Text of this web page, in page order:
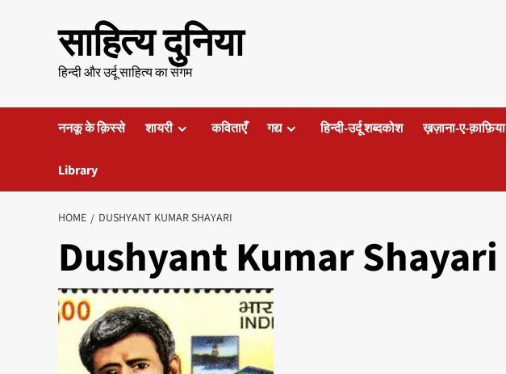
साहित्य दुनिया
हिन्दी और उर्दू साहित्य का संगम
ननकू के क़िस्से शायरी कविताएँ गद्य हिन्दी-उर्दू शब्दकोश ख़ज़ाना-ए-क़ाफ़िया
Library
HOME DUSHYANT KUMAR SHAYARI
Dushyant Kumar Shayari